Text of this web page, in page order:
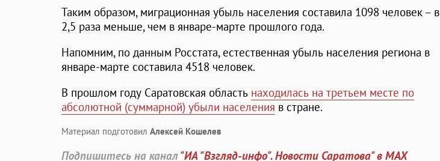
Таким образом, миграционная убыль населения составила 1098 человек – в
2,5 раза меньше, чем в январе-марте прошлого года.
Напомним, по данным Росстата, естественная убыль населения региона в
январе-марте составила 4518 человек.
В прошлом году Саратовская область находилась на третьем месте по
абсолютной (суммарной) убыли населения в стране.
Материал подготовил Алексей Кошелев
Подпишитесь на канал"ИА "Взгляд-инфо". Новости Саратова" в MAX